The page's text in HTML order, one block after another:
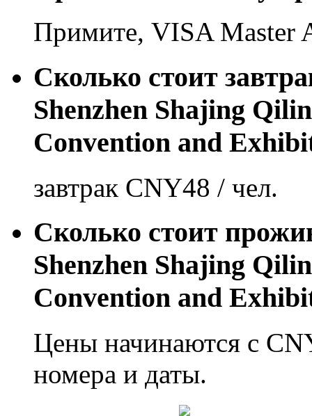
Примите, VISA Master
Сколько стоит
Shenzhen Shajing
Convention and
завтрак CNY48 / чел.
Сколько стоит
Shenzhen Shajing
Convention and
Цены начинаются с
номера и даты.